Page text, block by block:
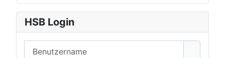
HSB Login